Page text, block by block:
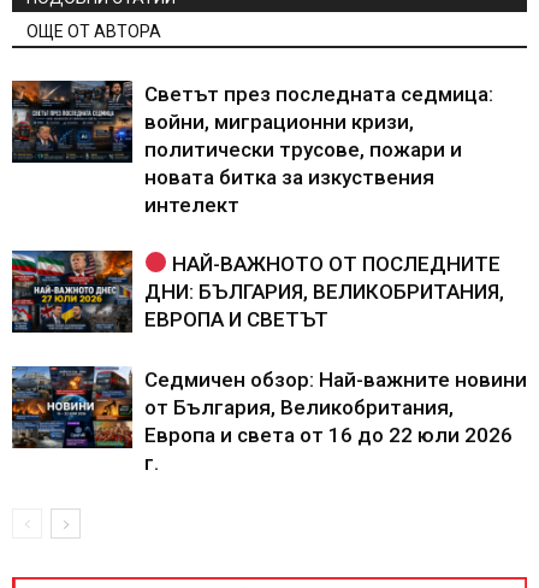
ОЩЕ ОТ АВТОРА
Светът през последната седмица:
войни, миграционни кризи,
политически трусове, пожари и
новата битка за изкуствения
интелект
НАЙ-ВАЖНОТО ОТ ПОСЛЕДНИТЕ
ДНИ: БЪЛГАРИЯ, ВЕЛИКОБРИТАНИЯ,
ЕВРОПА И СВЕТЪТ
Седмичен обзор: Най-важните новини
от България, Великобритания,
Европа и света от 16 до 22 юли 2026
г.